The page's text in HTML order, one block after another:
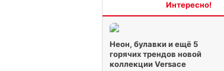
Неон, булавки и ещё 5
горячих трендов новой
коллекции Versace